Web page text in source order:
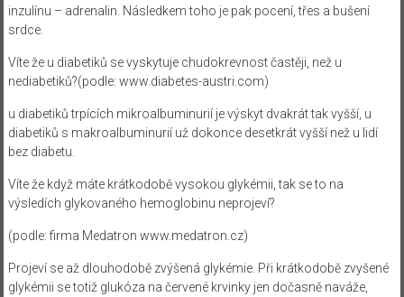
inzulínu – adrenalin. Následkem toho je pak pocení, třes a bušení
srdce.
Víte že u diabetiků se vyskytuje chudokrevnost častěji, než u
nediabetiků?(podle: www.diabetes-austri.com)
u diabetiků trpících mikroalbuminurií je výskyt dvakrát tak vyšší, u
diabetiků s makroalbuminurií už dokonce desetkrát vyšší než u lidí
bez diabetu.
Víte že když máte krátkodobě vysokou glykémii, tak se to na
výsledích glykovaného hemoglobinu neprojeví?
(podle: firma Medatron www.medatron.cz)
Projeví se až dlouhodobě zvýšená glykémie. Při krátkodobě zvyšené
glykémii se totiž glukóza na červené krvinky jen dočasně naváže,